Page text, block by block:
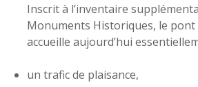
Inscrit à l’inventaire
Monuments Historiques, le pont
accueille aujourd’hui
un trafic de plaisance,